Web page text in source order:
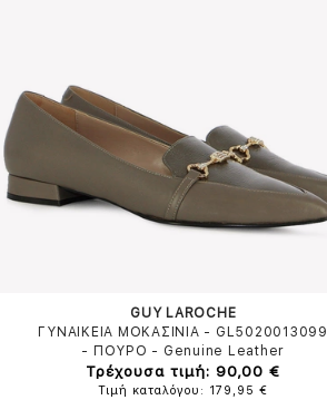
GUY LAROCHE
ΓΥΝΑΙΚΕΙΑ ΜΟΚΑΣΙΝΙΑ - GL5020013099
- ΠΟΥΡΟ - Genuine Leather
Τρέχουσα τιμή: 90,00 €
Τιμή καταλόγου: 179,95 €